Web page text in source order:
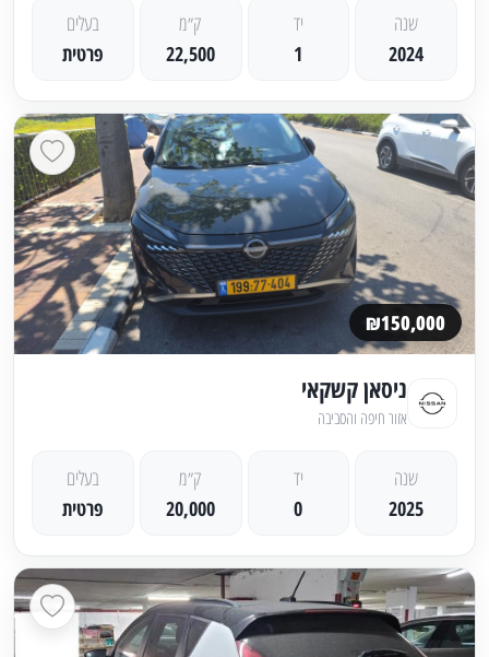
שנה
2024
יד
1
ק״מ
22,500
בעלים
פרטית
₪150,000
ניסאן קשקאי
אזור חיפה והסביבה
שנה
2025
יד
0
ק״מ
20,000
בעלים
פרטית